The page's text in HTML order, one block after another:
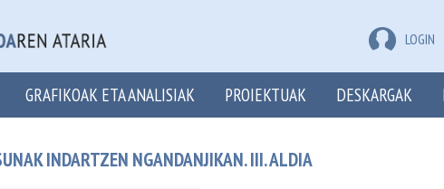
LOGIN
GRAFIKOAK ETA ANALISIAK PROIEKTUAK DESKARGAK
INDARTZEN NGANDANJIKAN. III. ALDIA